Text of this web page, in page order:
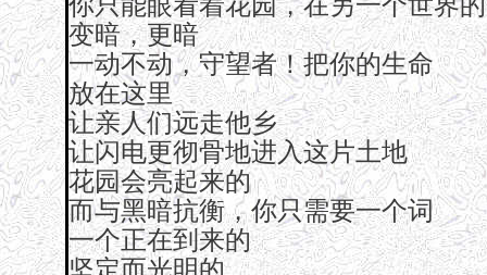
变暗，更暗
一动不动，守望者！把你的生命
放在这里
让亲人们远走他乡
让闪电更彻骨地进入这片土地
花园会亮起来的
而与黑暗抗衡，你只需要一个词
一个正在到来的